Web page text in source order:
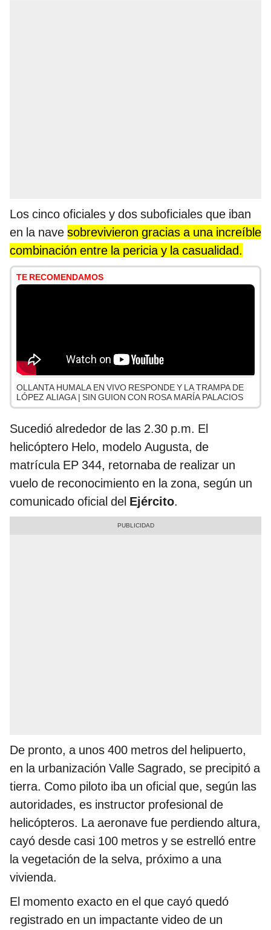
Los cinco oficiales y dos suboficiales que iban
en la nave sobrevivieron gracias a una increíble
combinación entre la pericia y la casualidad.
TE RECOMENDAMOS
OLLANTA HUMALA EN VIVO RESPONDE Y LA TRAMPA DE
LÓPEZ ALIAGA | SIN GUION CON ROSA MARÍA PALACIOS
Sucedió alrededor de las 2.30 p.m. El
helicóptero Helo, modelo Augusta, de
matrícula EP 344, retornaba de realizar un
vuelo de reconocimiento en la zona, según un
comunicado oficial del Ejército.
De pronto, a unos 400 metros del helipuerto,
en la urbanización Valle Sagrado, se precipitó a
tierra. Como piloto iba un oficial que, según las
autoridades, es instructor profesional de
helicópteros. La aeronave fue perdiendo altura,
cayó desde casi 100 metros y se estrelló entre
la vegetación de la selva, próximo a una
vivienda.
El momento exacto en el que cayó quedó
registrado en un impactante video de un